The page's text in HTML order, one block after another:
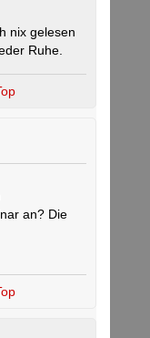
nix gelesen
Ruhe.
an? Die